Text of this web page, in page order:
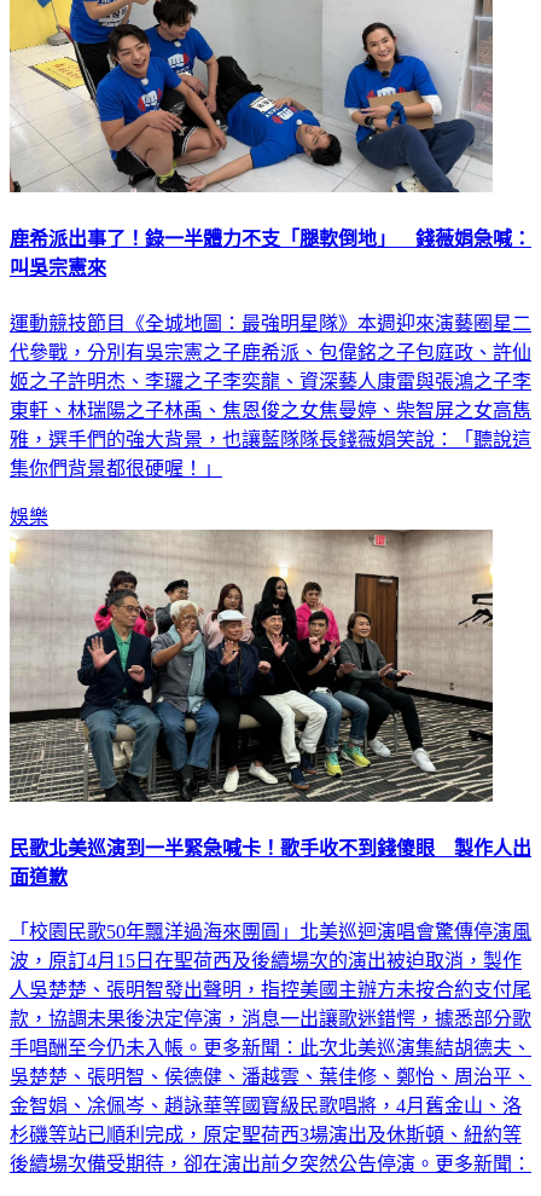
鹿希派出事了！錄一半體力不支「腿軟倒地」 錢薇娟急喊：
叫吳宗憲來
運動競技節目《全城地圖：最強明星隊》本週迎來演藝圈星二
代參戰，分別有吳宗憲之子鹿希派、包偉銘之子包庭政、許仙
姬之子許明杰、李㼈之子李奕龍、資深藝人康雷與張鴻之子李
東軒、林瑞陽之子林禹、焦恩俊之女焦曼婷、柴智屏之女高雋
雅，選手們的強大背景，也讓藍隊隊長錢薇娟笑說：「聽說這
集你們背景都很硬喔！」
娛樂
民歌北美巡演到一半緊急喊卡！歌手收不到錢傻眼 製作人出
面道歉
「校園民歌50年飄洋過海來團圓」北美巡迴演唱會驚傳停演風
波，原訂4月15日在聖荷西及後續場次的演出被迫取消，製作
人吳楚楚、張明智發出聲明，指控美國主辦方未按合約支付尾
款，協調未果後決定停演，消息一出讓歌迷錯愕，據悉部分歌
手唱酬至今仍未入帳。更多新聞：此次北美巡演集結胡德夫、
吳楚楚、張明智、侯德健、潘越雲、葉佳修、鄭怡、周治平、
金智娟、凃佩岑、趙詠華等國寶級民歌唱將，4月舊金山、洛
杉磯等站已順利完成，原定聖荷西3場演出及休斯頓、紐約等
後續場次備受期待，卻在演出前夕突然公告停演。更多新聞：